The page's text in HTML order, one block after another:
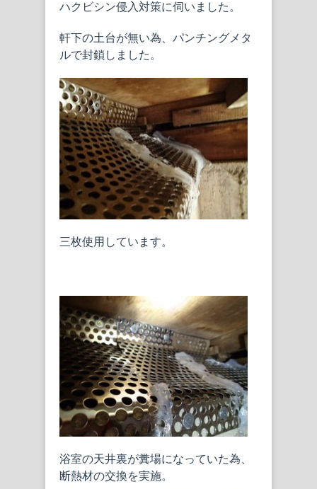
ハクビシン侵入対策に伺いました。
軒下の土台が無い為、パンチングメタ
ルで封鎖しました。
三枚使用しています。
浴室の天井裏が糞場になっていた為、
断熱材の交換を実施。